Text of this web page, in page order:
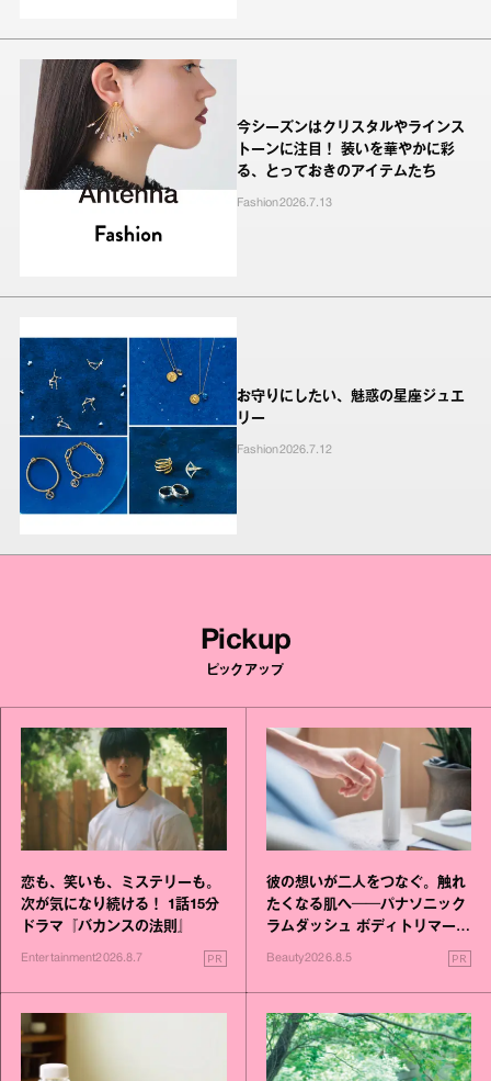
今シーズンはクリスタルやラインス
トーンに注目！ 装いを華やかに彩
る、とっておきのアイテムたち
Fashion2026.7.13
お守りにしたい、魅惑の星座ジュエ
リー
Fashion2026.7.12
Pickup
ピックアップ
恋も、笑いも、ミステリーも。
次が気になり続ける！ 1話15分
ドラマ『バカンスの法則』
Entertainment2026.8.7 PR
彼の想いが二人をつなぐ。触れ
たくなる肌へ──パナソニック
ラムダッシュ ボディトリマーが
Beauty2026.8.5 PR